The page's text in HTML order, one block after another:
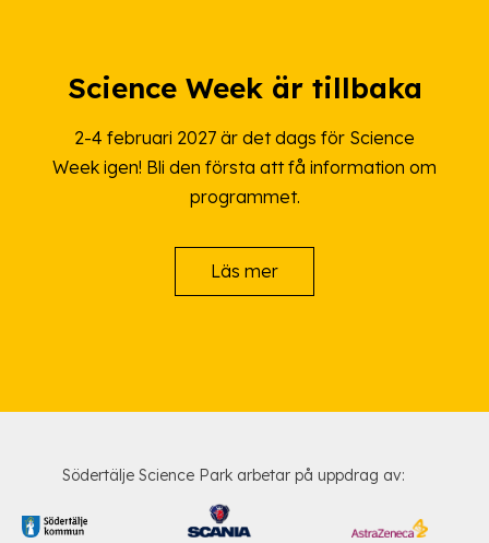
Science Week är tillbaka
2-4 februari 2027 är det dags för Science
Week igen! Bli den första att få information om
programmet.
Läs mer
Södertälje Science Park arbetar på uppdrag av: